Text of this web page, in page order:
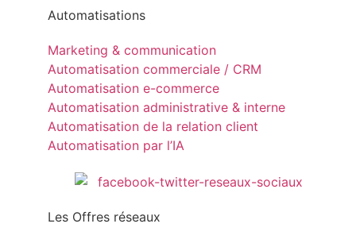
Automatisations
Marketing & communication
Automatisation commerciale / CRM
Automatisation e-commerce
Automatisation administrative & interne
Automatisation de la relation client
Automatisation par l’IA
Les Offres réseaux